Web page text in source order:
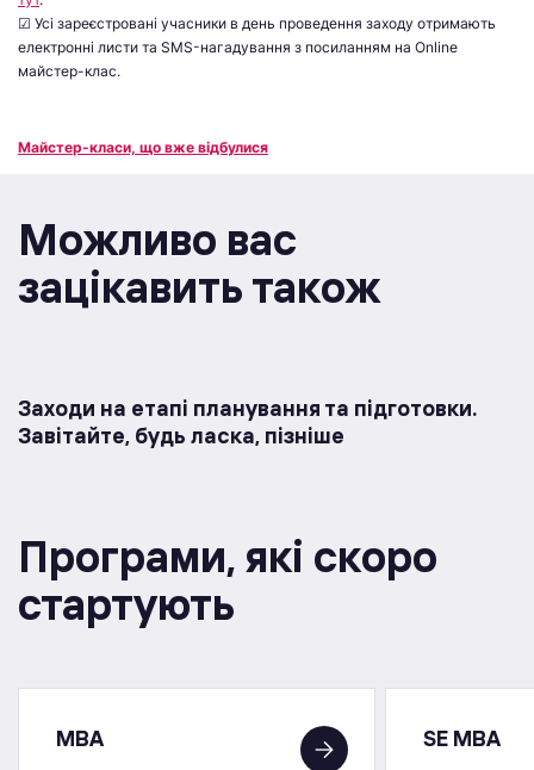
☑ Усі зареєстровані учасники в день проведення заходу отримають
електронні листи та SMS-нагадування з посиланням на Online
майстер-клас.
Майстер-класи, що вже відбулися
Можливо вас
зацікавить також
Заходи на етапі планування та підготовки.
Завітайте, будь ласка, пізніше
Програми, якi скоро
стартують
MBA SE MBA